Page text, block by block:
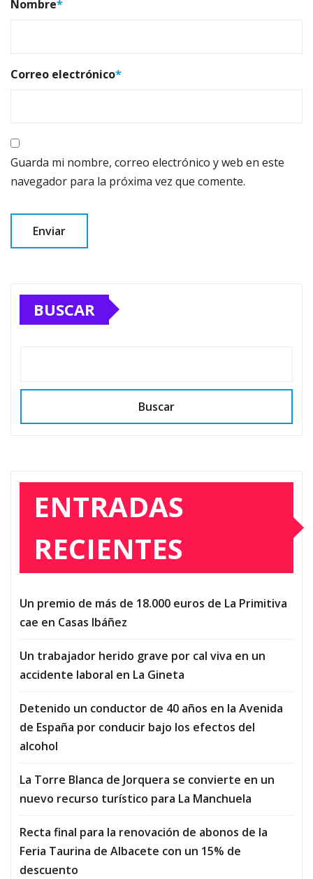
Nombre*
Correo electrónico*
Guarda mi nombre, correo electrónico y web en este
navegador para la próxima vez que comente.
BUSCAR
Buscar
ENTRADAS
RECIENTES
Un premio de más de 18.000 euros de La Primitiva
cae en Casas Ibáñez
Un trabajador herido grave por cal viva en un
accidente laboral en La Gineta
Detenido un conductor de 40 años en la Avenida
de España por conducir bajo los efectos del
alcohol
La Torre Blanca de Jorquera se convierte en un
nuevo recurso turístico para La Manchuela
Recta final para la renovación de abonos de la
Feria Taurina de Albacete con un 15% de
descuento